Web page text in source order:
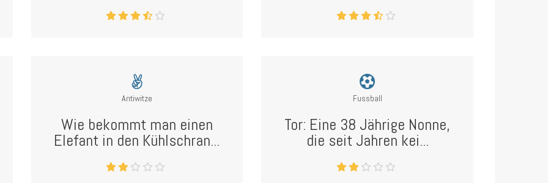
Antiwitze
Wie bekommt man einen
Elefant in den Kühlschran...
Fussball
Tor: Eine 38 Jährige Nonne,
die seit Jahren kei...